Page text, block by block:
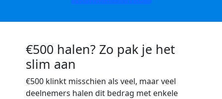
€500 halen? Zo pak je het
slim aan
€500 klinkt misschien als veel, maar veel
deelnemers halen dit bedrag met enkele